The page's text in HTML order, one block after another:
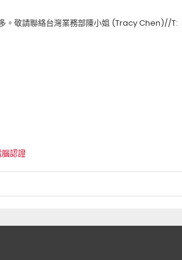
。敬請聯絡台灣業務部陳小姐 (Tracy Chen)//T:
認證